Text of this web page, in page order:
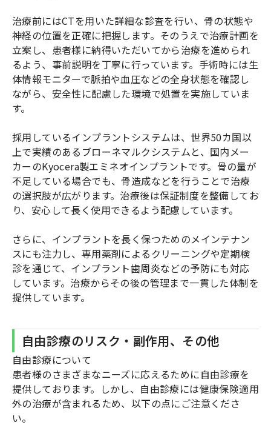
治療前にはCTを用いた詳細な診査を行い、骨の状態や
神経の位置を正確に把握します。そのうえで治療計画を
立案し、患者様に納得いただいてから治療を進められ
るよう、事前説明を丁寧に行っています。手術時には生
体情報モニターで脈拍や血圧などの全身状態を確認し
ながら、安全性に配慮した環境で処置を実施していま
す。
採用しているインプラントシステムは、世界50カ国以
上で実績のあるブローネマルクシステムと、国内メー
カーのKyocera製エミネオインプラントです。骨の量が
不足している場合でも、骨造成などを行うことで治療
の選択肢が広がります。治療後は保証制度を整備してお
り、安心して長く使用できるよう配慮しています。
さらに、インプラントを長く保つためのメインテナン
スにも注力し、専用薬剤によるクリーニングや定期検
診を通じて、インプラント歯周炎などの予防にも対応
しています。治療からその後の管理まで一貫した体制を
提供しています。
自由診療のリスク・副作用、その他
自由診療について
患者様のさまざまなニーズに応えるために自由診療を
提供しております。しかし、自由診療には健康保険適用
外の治療が含まれるため、以下の点にご注意くださ
い。